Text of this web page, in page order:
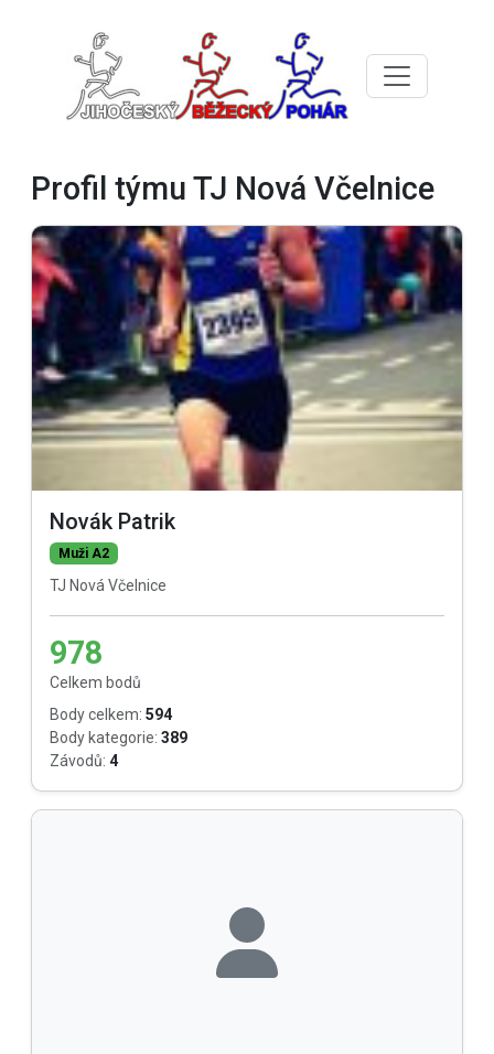
Profil týmu TJ Nová Včelnice
Novák Patrik
Muži A2
TJ Nová Včelnice
978
Celkem bodů
Body celkem: 594
Body kategorie: 389
Závodů: 4